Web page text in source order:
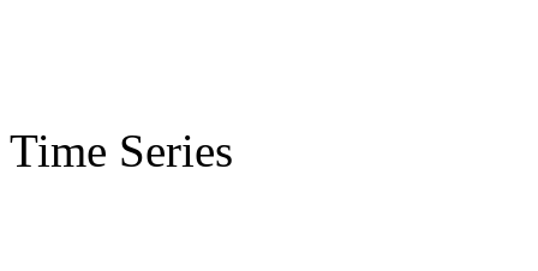
Time Series